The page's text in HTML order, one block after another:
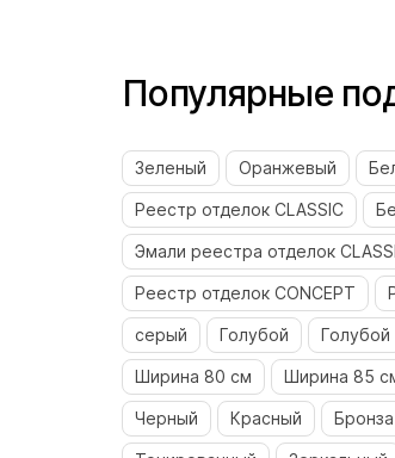
Популярные
Зеленый Оранжевый
Реестр отделок CLASSIC
Эмали реестра отделок
Реестр отделок CONCEPT
серый Голубой Голубой
Ширина 80 см Ширина 85
Черный Красный Бронза